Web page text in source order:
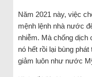
Năm 2021 này, việc
mệnh lệnh nhà nước
nhiễm. Mà chống dịch
nó hết rồi lại bùng
giảm luôn như nước